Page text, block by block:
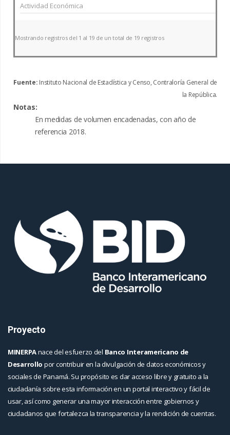
Mostrando registros del 1 al 19 de un total de 19 registros
Fuente: Instituto Nacional de Estadística y Censo, Contraloría General de
la República.
Notas:
En medidas de volumen encadenadas, con año de
referencia 2018.
Proyecto
MINERPAnace del esfuerzo del Banco Interamericano de
Desarrollo por contribuir en la divulgación de datos económicos y
sociales de Panamá. Su propósito es dar acceso libre y gratuito a la
ciudadanía sobre esta información en un portal interactivo y fácil de
usar, así como generar una mayor interacción entre gobiernos y
ciudadanos que fortalezca la transparencia y la rendición de cuentas.